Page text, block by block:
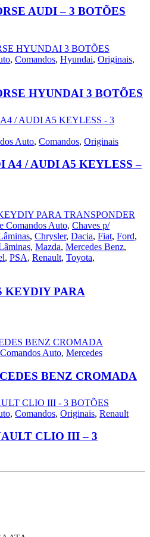
AUDI – 3 BOTÕES
, Comandos, Hyundai, Originais,
HYUNDAI 3 BOTÕES
Auto, Comandos, Originais
A4 / AUDI A5 KEYLESS –
Comandos Auto, Chaves p/
, Chrysler, Dacia, Fiat, Ford,
, Mazda, Mercedes Benz,
, PSA, Renault, Toyota,
KEYDIY PARA
Auto, Mercedes
BENZ CROMADA
, Comandos, Originais, Renault
CLIO III – 3